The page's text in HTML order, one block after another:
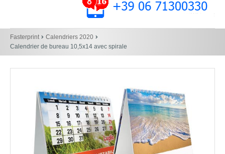
Fasterprint
Calendriers 2020
Calendrier de bureau 10,5x14 avec spirale